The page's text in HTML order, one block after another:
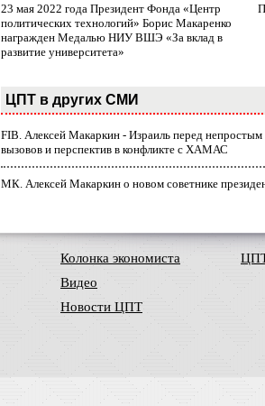
23 мая 2022 года Президент Фонда «Центр
политических технологий» Борис Макаренко
награжден Медалью НИУ ВШЭ «За вклад в
развитие университета»
ЦПТ в других СМИ
FIB. Алексей Макаркин - Израиль перед
вызовов и перспектив в конфликте с ХАМАС
МК. Алексей Макаркин о новом советнике
Колонка экономиста
Видео
Новости ЦПТ